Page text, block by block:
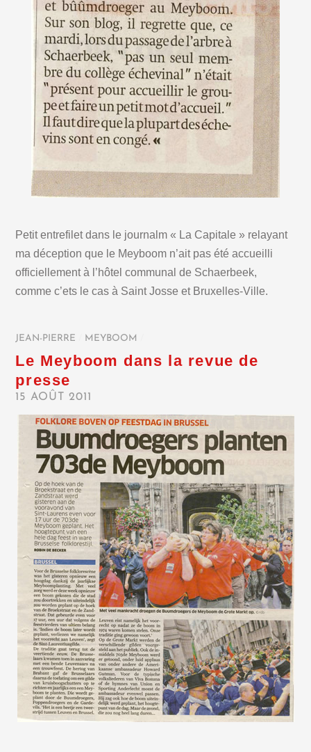
Petit entrefilet dans le journalm « La Capitale » relayant
ma déception que le Meyboom n’ait pas été accueilli
officiellement à l’hôtel communal de Schaerbeek,
comme c’ets le cas à Saint Josse et Bruxelles-Ville.
JEAN-PIERRE MEYBOOM
Le Meyboom dans la revue de
presse
15 AOÛT 2011